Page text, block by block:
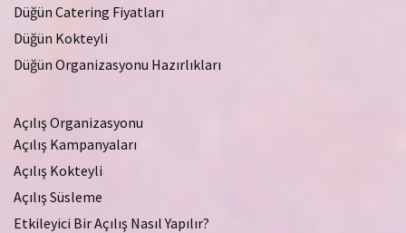
Düğün Catering Fiyatları
Düğün Kokteyli
Düğün Organizasyonu Hazırlıkları
Açılış Organizasyonu
Açılış Kampanyaları
Açılış Kokteyli
Açılış Süsleme
Etkileyici Bir Açılış Nasıl Yapılır?